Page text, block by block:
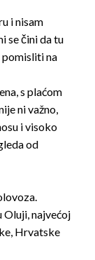
i nisam
se čini da tu
pomisliti na
s plaćom
ni važno,
i visoko
od
Oluji, najvećoj
Hrvatske